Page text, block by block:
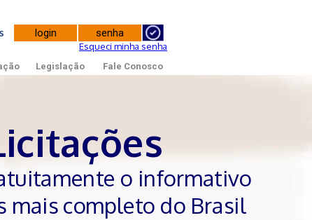
Esqueci minha senha
Legislação Fale Conosco
o informativo
mais completo do Brasil